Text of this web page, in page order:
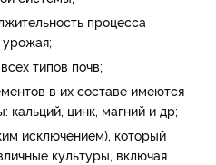
процесса
типов почв;
в их составе имеются
кальций, цинк, магний и др;
исключением), который
культуры, включая